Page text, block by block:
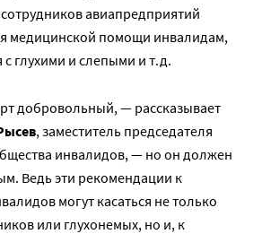
авиапредприятий
медицинской помощи инвалидам,
глухими и слепыми и т.д.
добровольный, — рассказывает
, заместитель председателя
инвалидов, — но он должен
Ведь эти рекомендации к
могут касаться не только
или глухонемых, но и, к